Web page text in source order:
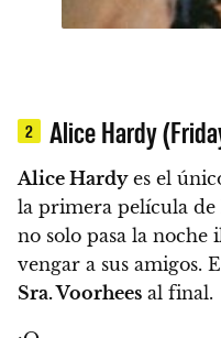
2 Alice Hardy
Alice Hardyes el
la primera película de
no solo pasa la noche
vengar a sus amigos.
Sra. Voorhees al final.